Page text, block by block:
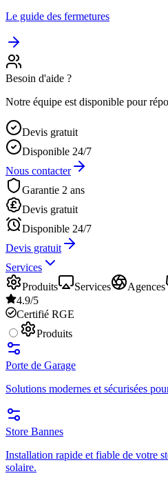
Le guide des fermetures
Besoin d'aide ?
Notre équipe est disponible pour
Devis gratuit
Disponible 24/7
Nous contacter
Garantie 2 ans
Devis gratuit
Disponible 24/7
Devis gratuit
Services
Produits
Services Agences
4.9/5
Certifié RGE
Produits
Porte de Garage
Solutions modernes et sécurisées
Store Bannes
Installation rapide et fiable de votre
solaire.